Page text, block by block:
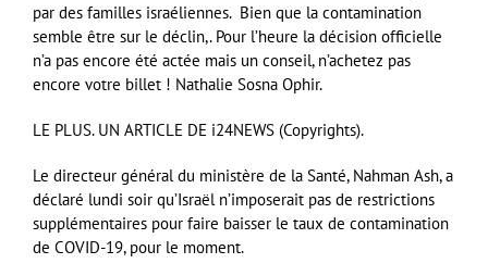
par des familles israéliennes. Bien que la contamination
semble être sur le déclin,. Pour l’heure la décision officielle
n’a pas encore été actée mais un conseil, n’achetez pas
encore votre billet ! Nathalie Sosna Ophir.
LE PLUS. UN ARTICLE DE i24NEWS (Copyrights).
Le directeur général du ministère de la Santé, Nahman Ash, a
déclaré lundi soir qu’Israël n’imposerait pas de restrictions
supplémentaires pour faire baisser le taux de contamination
de COVID-19, pour le moment.